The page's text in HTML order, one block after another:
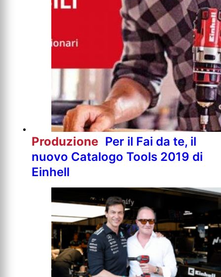
Produzione Per il Fai da te, il
nuovo Catalogo Tools 2019 di
Einhell